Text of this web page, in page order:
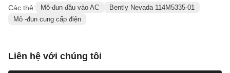
Các thẻ: Mô-đun đầu vào AC
Bently Nevada 114M5335-01
Mô -đun cung cấp điện
Liên hệ với chúng tôi